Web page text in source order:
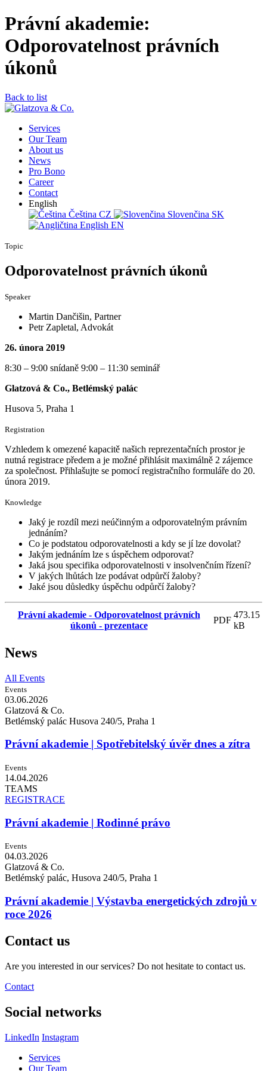
Právní akademie:
Odporovatelnost právních
úkonů
Back to list
Services
Our Team
About us
News
Pro Bono
Career
Contact
English
Čeština CZ Slovenčina SK
English EN
Topic
Odporovatelnost právních úkonů
Speaker
Martin Dančišin, Partner
Petr Zapletal, Advokát
26. února 2019
8:30 – 9:00 snídaně 9:00 – 11:30 seminář
Glatzová & Co., Betlémský palác
Husova 5, Praha 1
Registration
Vzhledem k omezené kapacitě našich reprezentačních prostor je
nutná registrace předem a je možné přihlásit maximálně 2 zájemce
za společnost. Přihlašujte se pomocí registračního formuláře do 20.
února 2019.
Knowledge
Jaký je rozdíl mezi neúčinným a odporovatelným právním
jednáním?
Co je podstatou odporovatelnosti a kdy se jí lze dovolat?
Jakým jednáním lze s úspěchem odporovat?
Jaká jsou specifika odporovatelnosti v insolvenčním řízení?
V jakých lhůtách lze podávat odpůrčí žaloby?
Jaké jsou důsledky úspěchu odpůrčí žaloby?
Právní akademie - Odporovatelnost právních
úkonů - prezentace
PDF
473.15
kB
News
All Events
Events
03.06.2026
Glatzová & Co.
Betlémský palác Husova 240/5, Praha 1
Právní akademie | Spotřebitelský úvěr dnes a zítra
Events
14.04.2026
TEAMS
REGISTRACE
Právní akademie | Rodinné právo
Events
04.03.2026
Glatzová & Co.
Betlémský palác, Husova 240/5, Praha 1
Právní akademie | Výstavba energetických zdrojů v
roce 2026
Contact us
Are you interested in our services? Do not hesitate to contact us.
Contact
Social networks
LinkedIn Instagram
Services
Our Team